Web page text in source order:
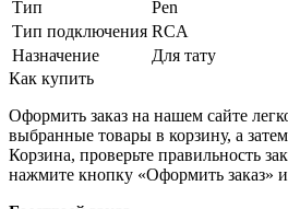
Тип
Pen
Тип подключения RCA
Назначение
Для тату
Как купить
Оформить заказ на нашем сайте
выбранные товары в корзину, а
Корзина, проверьте правильность
нажмите кнопку «Оформить заказ»